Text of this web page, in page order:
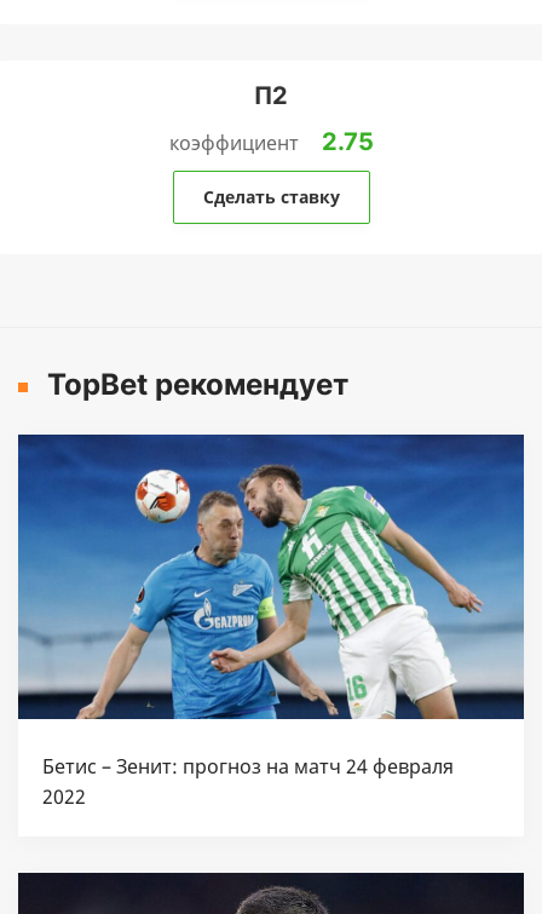
П2
коэффициент 2.75
Сделать ставку
TopBet рекомендует
Бетис – Зенит: прогноз на матч 24 февраля
2022